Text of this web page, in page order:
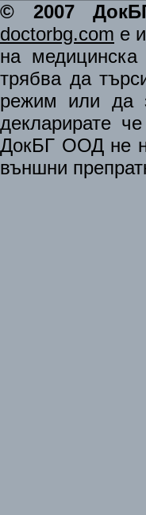
© 2007
doctorbg.com е
на
трябва да
режим или да
декларирате
ДокБГ ООД не
външни